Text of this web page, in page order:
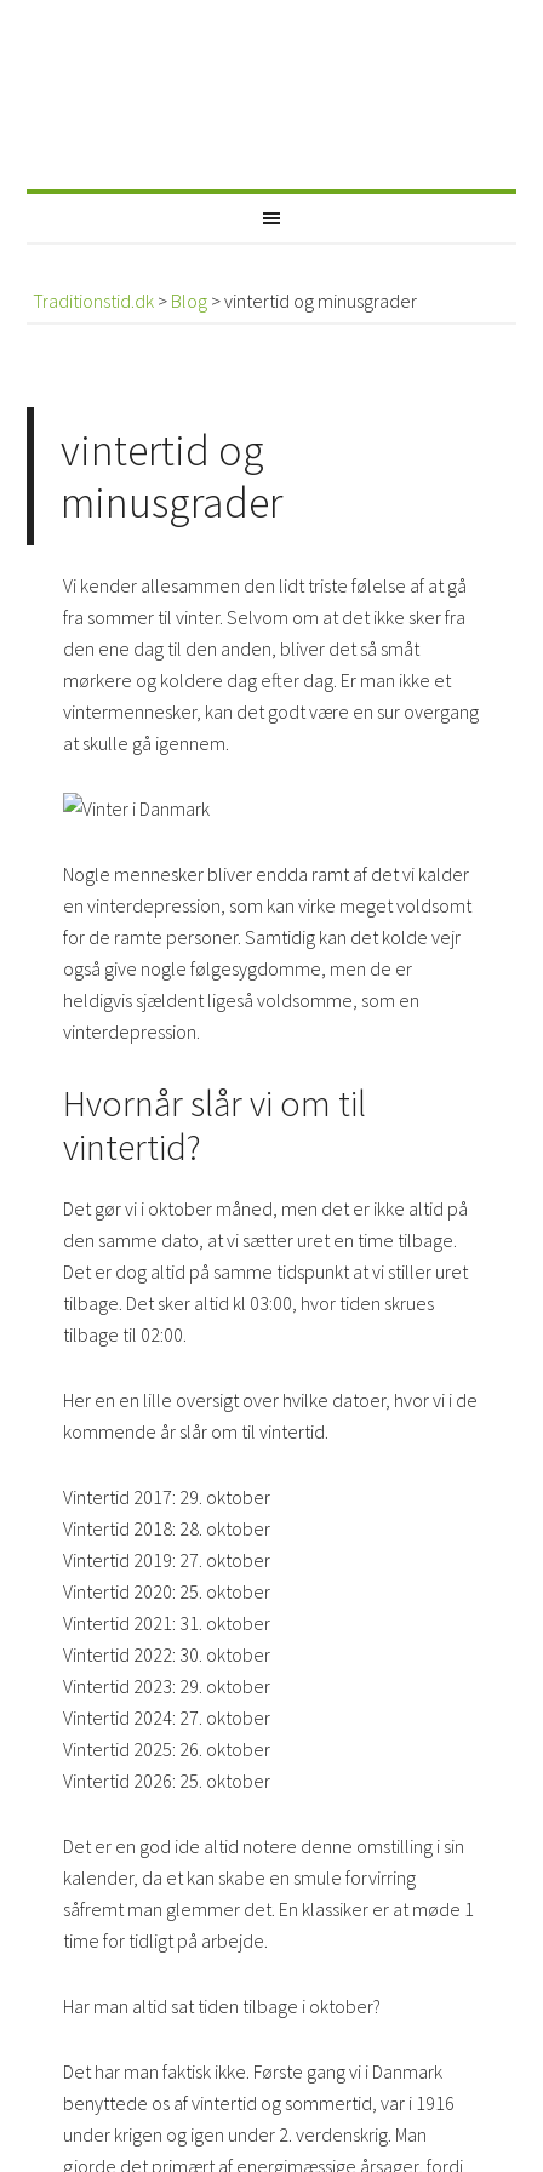
Traditionstid.dk > Blog >vintertid og minusgrader
vintertid og
minusgrader
Vi kender allesammen den lidt triste følelse af at gå
fra sommer til vinter. Selvom om at det ikke sker fra
den ene dag til den anden, bliver det så småt
mørkere og koldere dag efter dag. Er man ikke et
vintermennesker, kan det godt være en sur overgang
at skulle gå igennem.
Nogle mennesker bliver endda ramt af det vi kalder
en vinterdepression, som kan virke meget voldsomt
for de ramte personer. Samtidig kan det kolde vejr
også give nogle følgesygdomme, men de er
heldigvis sjældent ligeså voldsomme, som en
vinterdepression.
Hvornår slår vi om til
vintertid?
Det gør vi i oktober måned, men det er ikke altid på
den samme dato, at vi sætter uret en time tilbage.
Det er dog altid på samme tidspunkt at vi stiller uret
tilbage. Det sker altid kl 03:00, hvor tiden skrues
tilbage til 02:00.
Her en en lille oversigt over hvilke datoer, hvor vi i de
kommende år slår om til vintertid.
Vintertid 2017: 29. oktober
Vintertid 2018: 28. oktober
Vintertid 2019: 27. oktober
Vintertid 2020: 25. oktober
Vintertid 2021: 31. oktober
Vintertid 2022: 30. oktober
Vintertid 2023: 29. oktober
Vintertid 2024: 27. oktober
Vintertid 2025: 26. oktober
Vintertid 2026: 25. oktober
Det er en god ide altid notere denne omstilling i sin
kalender, da et kan skabe en smule forvirring
såfremt man glemmer det. En klassiker er at møde 1
time for tidligt på arbejde.
Har man altid sat tiden tilbage i oktober?
Det har man faktisk ikke. Første gang vi i Danmark
benyttede os af vintertid og sommertid, var i 1916
under krigen og igen under 2. verdenskrig. Man
gjorde det primært af energimæssige årsager, fordi